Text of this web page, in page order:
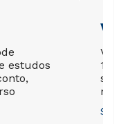
estudos
Você
sem
Saiba